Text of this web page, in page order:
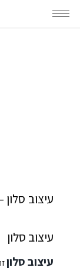
עיצוב סלון
עיצוב סלון
עיצוב סלון